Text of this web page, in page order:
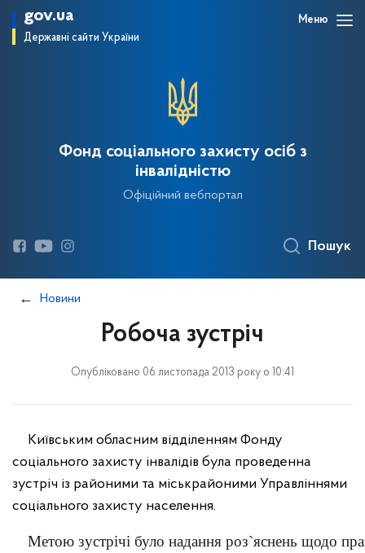
gov.ua
Державні сайти України
Меню
Фонд соціального захисту осіб з
інвалідністю
Офіційний вебпортал
Пошук
Новини
Робоча зустріч
Опубліковано 06 листопада 2013 року о 10:41
Київським обласним відділенням Фонду
соціального захисту інвалідів була проведенна
зустріч із районими та міськрайоними Управліннями
соціального захисту населення.
Метою зустрічі було надання роз`яснень щодо